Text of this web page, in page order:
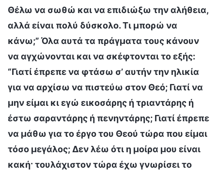
Θέλω να σωθώ και να επιδιώξω την αλήθεια,
αλλά είναι πολύ δύσκολο. Τι μπορώ να
κάνω;” Όλα αυτά τα πράγματα τους κάνουν
να αγχώνονται και να σκέφτονται το εξής:
“Γιατί έπρεπε να φτάσω σ’ αυτήν την ηλικία
για να αρχίσω να πιστεύω στον Θεό; Γιατί να
μην είμαι κι εγώ εικοσάρης ή τριαντάρης ή
έστω σαραντάρης ή πενηντάρης; Γιατί έπρεπε
να μάθω για το έργο του Θεού τώρα που είμαι
τόσο μεγάλος; Δεν λέω ότι η μοίρα μου είναι
κακή· τουλάχιστον τώρα έχω γνωρίσει το